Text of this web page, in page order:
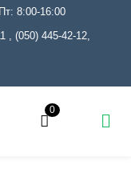
8:00-16:00
, (050) 445-42-12,
0